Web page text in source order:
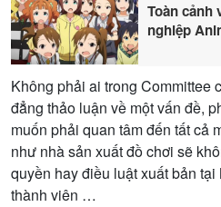
Toàn cảnh
nghiệp
Không phải ai trong Committee
đẳng thảo luận về một vấn đề,
muốn phải quan tâm đến tất cả
như nhà sản xuất đồ chơi sẽ
quyền hay điều luật xuất bản tại
thành viên …